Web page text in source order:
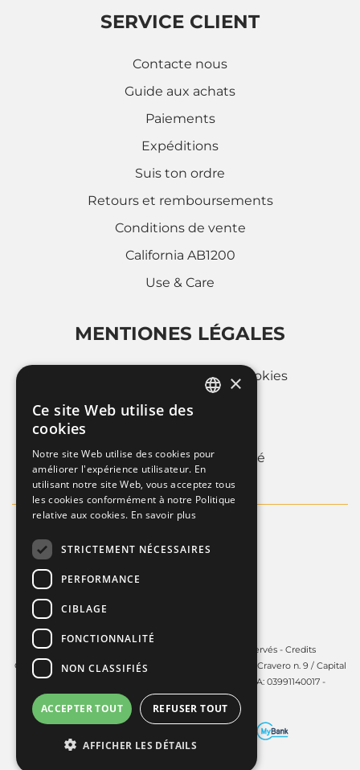
SERVICE CLIENT
Contacte nous
Guide aux achats
Paiements
Expéditions
Suis ton ordre
Retours et remboursements
Conditions de vente
California AB1200
Use & Care
MENTIONES LÉGALES
Politique d'utilisation des cookies
Privacy Policy
Informations sur la societé
Copyright © 2025 - Guardini S.p.A. Tous droits réservés - Credits
Guardini S.p.A. - Siège social à Volpiano (TO) - 10088, via Cravero n. 9 / Capital
social: € 450.000,00 i.v. - R.E.A. TO: 606141 C.F. e P.IVA: 03991140017 -
PEC:
guardinispa@pec.unonet.it
×
Ce site Web utilise des
cookies
Notre site Web utilise des cookies pour
améliorer l'expérience utilisateur. En
utilisant notre site Web, vous acceptez tous
les cookies conformément à notre Politique
relative aux cookies. En savoir plus
STRICTEMENT NÉCESSAIRES
PERFORMANCE
CIBLAGE
FONCTIONNALITÉ
NON CLASSIFIÉS
ACCEPTER TOUT REFUSER TOUT
AFFICHER LES DÉTAILS